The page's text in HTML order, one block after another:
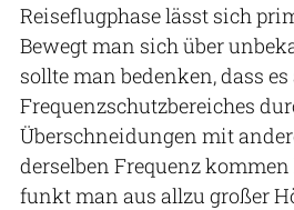
Reiseflugphase lässt sich
Bewegt man sich über
sollte man bedenken, dass
Frequenzschutzbereiches
Überschneidungen mit
derselben Frequenz
funkt man aus allzu großer